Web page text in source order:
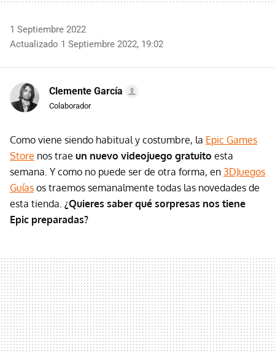
1 Septiembre 2022
Actualizado 1 Septiembre 2022, 19:02
Clemente García
Colaborador
Como viene siendo habitual y costumbre, la Epic Games
Store nos trae un nuevo videojuego gratuito esta
semana. Y como no puede ser de otra forma, en 3DJuegos
Guías os traemos semanalmente todas las novedades de
esta tienda. ¿Quieres saber qué sorpresas nos tiene
Epic preparadas?